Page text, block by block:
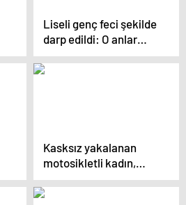
Liseli genç feci şekilde
darp edildi: O anlar
kamerada
Kasksız yakalanan
motosikletli kadın,
polisleri çileden çıkardı